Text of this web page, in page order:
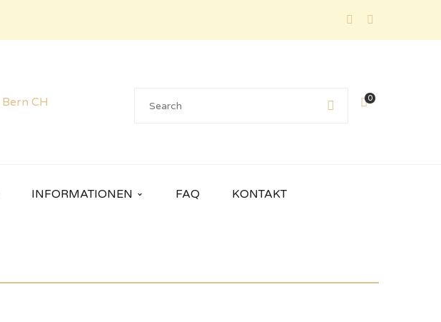
0
INFORMATIONEN FAQ KONTAKT